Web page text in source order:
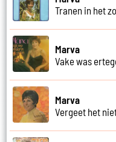
Tranen in het
Marva
Vake was
Marva
Vergeet het